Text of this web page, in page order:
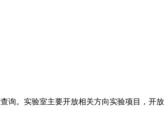
询。实验室主要开放相关方向实验项目，开放